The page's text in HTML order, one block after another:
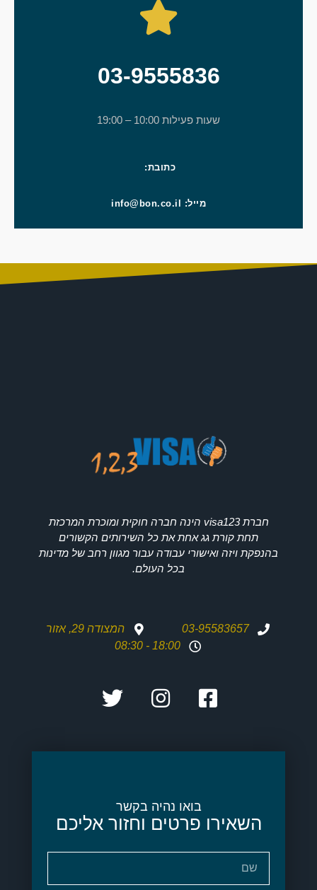
03-9555836
שעות פעילות 10:00 – 19:00
כתובת:
מייל: info@bon.co.il
חברת visa123 הינה חברה חוקית ומוכרת המרכזת
תחת קורת גג אחת את כל השירותים הקשורים
בהנפקת ויזה ואישורי עבודה עבור מגוון רחב של מדינות
בכל העולם.
03-95583657
המצודה 29, אזור
18:00 - 08:30
בואו נהיה בקשר
השאירו פרטים וחזור אליכם